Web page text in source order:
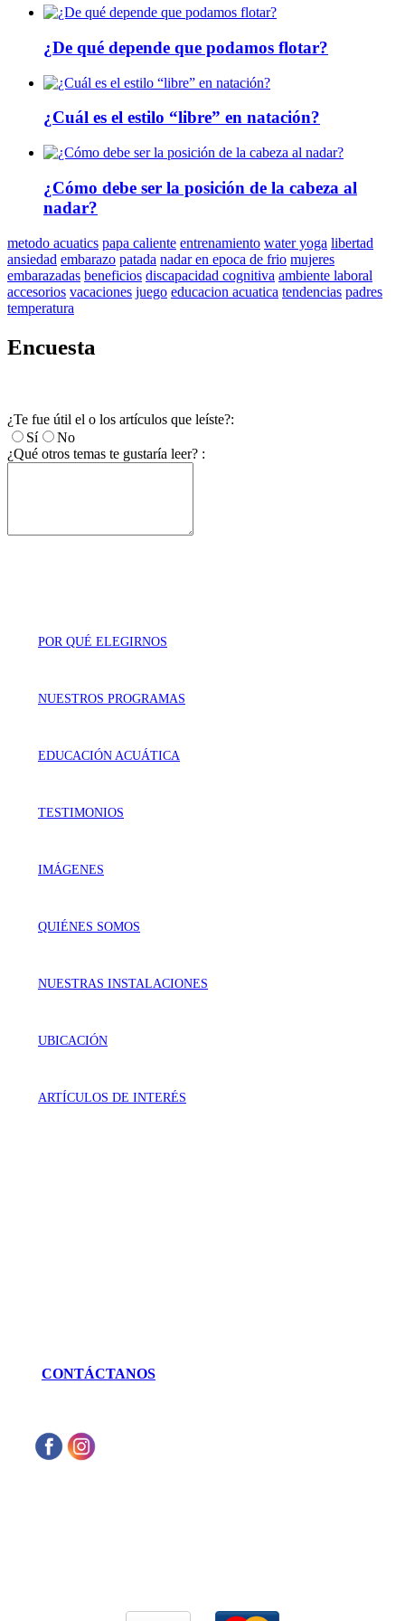
¿De qué depende que podamos flotar?
¿Cuál es el estilo “libre” en natación?
¿Cómo debe ser la posición de la cabeza al
nadar?
metodo acuatics papa caliente entrenamiento water yoga libertad
ansiedad embarazo patada nadar en epoca de frio mujeres
embarazadas beneficios discapacidad cognitiva ambiente laboral
accesorios vacaciones juego educacion acuatica tendencias padres
temperatura
Encuesta
¿Te fue útil el o los artículos que leíste?:
Sí
No
¿Qué otros temas te gustaría leer? :
POR QUÉ ELEGIRNOS
NUESTROS PROGRAMAS
EDUCACIÓN ACUÁTICA
TESTIMONIOS
IMÁGENES
QUIÉNES SOMOS
NUESTRAS INSTALACIONES
UBICACIÓN
ARTÍCULOS DE INTERÉS
CONTÁCTANOS